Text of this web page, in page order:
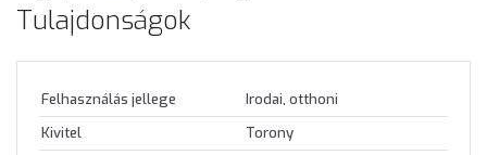
Tulajdonságok
Felhasználás jellege
Irodai, otthoni
Kivitel
Torony